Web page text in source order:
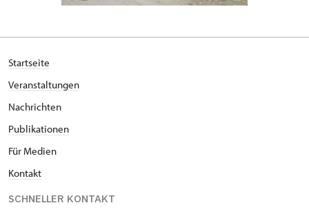
Startseite
Veranstaltungen
Nachrichten
Publikationen
Für Medien
Kontakt
SCHNELLER KONTAKT